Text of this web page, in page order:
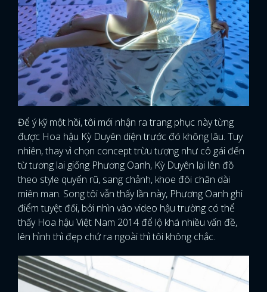
Để ý kỹ một hồi, tôi mới nhận ra trang phục này từng
được Hoa hậu Kỳ Duyên diện trước đó không lâu. Tuy
nhiên, thay vì chọn concept trừu tượng như cô gái đến
từ tương lai giống Phương Oanh, Kỳ Duyên lại lên đồ
theo style quyến rũ, sang chảnh, khoe đôi chân dài
miên man. Song tôi vẫn thấy lần này, Phương Oanh ghi
điểm tuyệt đối, bởi nhìn vào video hậu trường có thể
thấy Hoa hậu Việt Nam 2014 để lộ khá nhiều vấn đề,
lên hình thì đẹp chứ ra ngoài thì tôi không chắc.